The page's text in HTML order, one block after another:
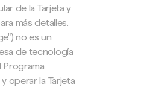
de la Tarjeta y
más detalles.
no es un
de tecnología
Programa
operar la Tarjeta